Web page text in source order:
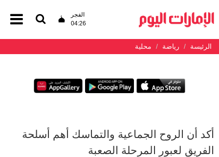
الفجر
04:26
الرئيسة رياضة محلية
أكد أن الروح الجماعية والتماسك أهم أسلحة
الفريق لعبور المرحلة الصعبة